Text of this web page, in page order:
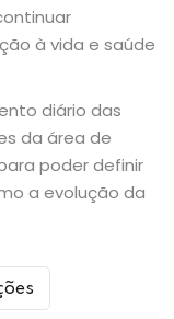
à vida e saúde
diário das
da área de
poder definir
a evolução da